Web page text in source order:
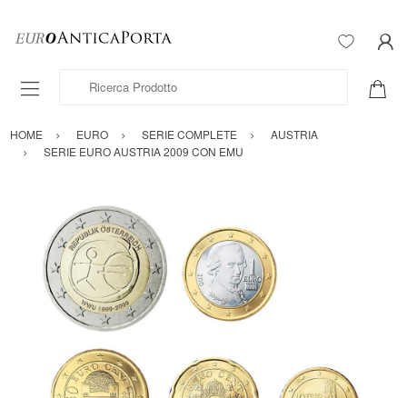
Ricerca Prodotto
HOME EURO SERIE COMPLETE
AUSTRIA
SERIE EURO AUSTRIA 2009 CON EMU